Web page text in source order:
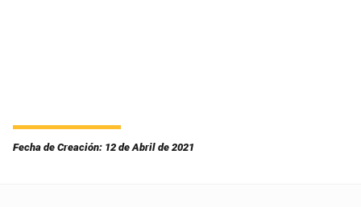
Fecha de Creación: 12 de Abril de 2021